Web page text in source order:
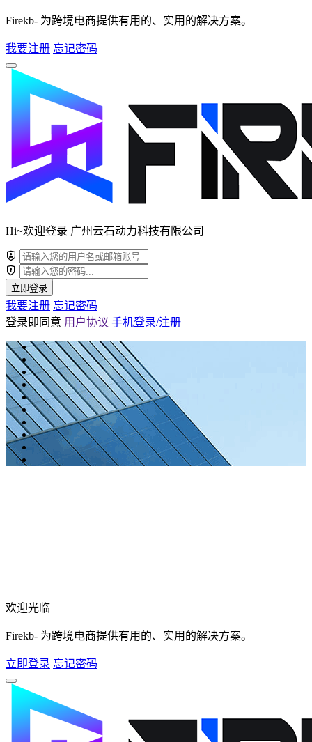
Firekb- 为跨境电商提供有用的、实用的解决方案。
我要注册 忘记密码
Hi~欢迎登录 广州云石动力科技有限公司
立即登录
我要注册 忘记密码
登录即同意 用户协议 手机登录/注册
欢迎光临
Firekb- 为跨境电商提供有用的、实用的解决方案。
立即登录 忘记密码